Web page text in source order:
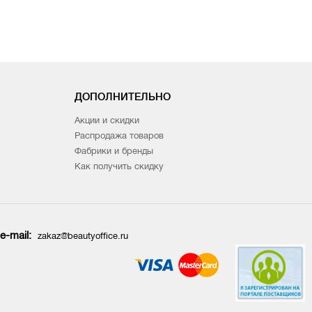
ДОПОЛНИТЕЛЬНО
Акции и скидки
Распродажа товаров
Фабрики и бренды
Как получить скидку
e-mail: zakaz@beautyoffice.ru